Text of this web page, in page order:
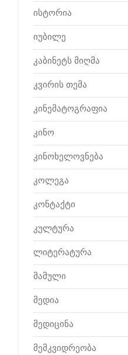
ისტორია
იუბილე
კაბინეტს მიღმა
კვირის თემა
კინემატოგრაფია
კინო
კინოხელოვნება
კოლეგა
კონტაქტი
კულტურა
ლიტერატურა
მამული
მედია
მედიცინა
მემკვიდრეობა